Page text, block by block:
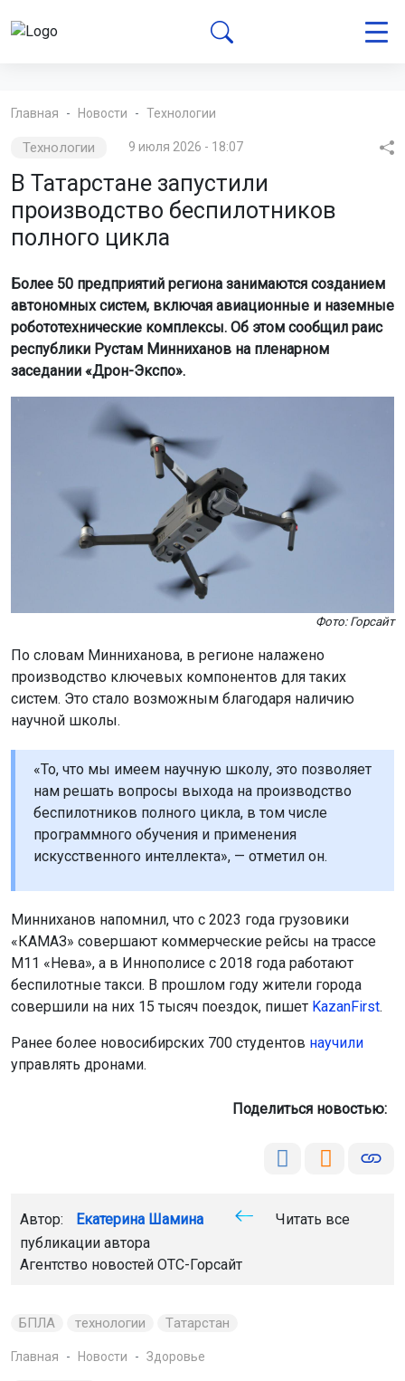
Главная Новости Технологии
Технологии 9 июля 2026 - 18:07
В Татарстане запустили
производство беспилотников
полного цикла
Более 50 предприятий региона занимаются созданием
автономных систем, включая авиационные и наземные
робототехнические комплексы. Об этом сообщил раис
республики Рустам Минниханов на пленарном
заседании «Дрон-Экспо».
Фото: Горсайт
По словам Минниханова, в регионе налажено
производство ключевых компонентов для таких
систем. Это стало возможным благодаря наличию
научной школы.
«То, что мы имеем научную школу, это позволяет
нам решать вопросы выхода на производство
беспилотников полного цикла, в том числе
программного обучения и применения
искусственного интеллекта», — отметил он.
Минниханов напомнил, что с 2023 года грузовики
«КАМАЗ» совершают коммерческие рейсы на трассе
М11 «Нева», а в Иннополисе с 2018 года работают
беспилотные такси. В прошлом году жители города
совершили на них 15 тысяч поездок, пишет KazanFirst.
Ранее более новосибирских 700 студентов научили
управлять дронами.
Поделиться новостью:
Автор: Екатерина Шамина
Читать все
публикации автора
Агентство новостей ОТС-Горсайт
БПЛА технологии Татарстан
Главная Новости Здоровье